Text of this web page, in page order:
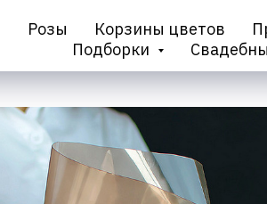
Розы Корзины цветов
Подборки